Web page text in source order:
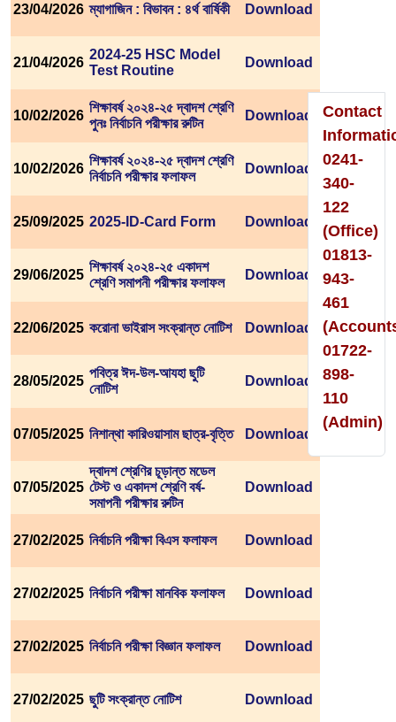
23/04/2026 ম্যাগাজিন : বিভাবন : ৪র্থ বার্ষিকী Download
21/04/2026
2024-25 HSC Model
Test Routine
Download
10/02/2026
শিক্ষাবর্ষ ২০২৪-২৫ দ্বাদশ শ্রেণি
পুনঃ নির্বাচনি পরীক্ষার রুটিন
Download
10/02/2026
শিক্ষাবর্ষ ২০২৪-২৫ দ্বাদশ শ্রেণি
নির্বাচনি পরীক্ষার ফলাফল
Download
25/09/2025 2025-ID-Card Form Download
29/06/2025
শিক্ষাবর্ষ ২০২৪-২৫ একাদশ
শ্রেণি সমাপনী পরীক্ষার ফলাফল
Download
22/06/2025 করোনা ভাইরাস সংক্রান্ত নোটিশ Download
28/05/2025
পবিত্র ঈদ-উল-আযহা ছুটি
নোটিশ
Download
07/05/2025 নিশান্থা কারিওয়াসাম ছাত্র-বৃত্তি Download
07/05/2025
দ্বাদশ শ্রেণির চূড়ান্ত মডেল
টেস্ট ও একাদশ শ্রেণি বর্ষ-
সমাপনী পরীক্ষার রুটিন
Download
27/02/2025 নির্বাচনি পরীক্ষা বিএস ফলাফল Download
27/02/2025 নির্বাচনি পরীক্ষা মানবিক ফলাফল Download
27/02/2025 নির্বাচনি পরীক্ষা বিজ্ঞান ফলাফল Download
27/02/2025 ছুটি সংক্রান্ত নোটিশ Download
Contact
0241-
340-
122
(Office)
01813-
943-
461
01722-
898-
110
(Admin)